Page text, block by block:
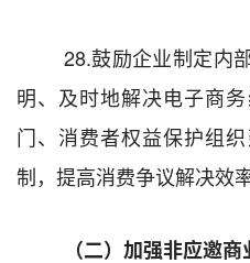
28.鼓励企业制定内
明、及时地解决电子商
门、消费者权益保护组
制，提高消费争议解决效率
（二）加强非应邀